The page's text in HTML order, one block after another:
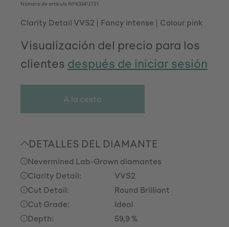
Número de artículo NF633412721
Clarity Detail VVS2 Fancy intense Colour pink
Visualización del precio para los
clientes después de iniciar sesión
A la cesta
DETALLES DEL DIAMANTE
Nevermined Lab-Grown diamantes
Clarity Detail:
VVS2
Cut Detail:
Round Brilliant
Cut Grade:
Ideal
Depth:
59,9 %